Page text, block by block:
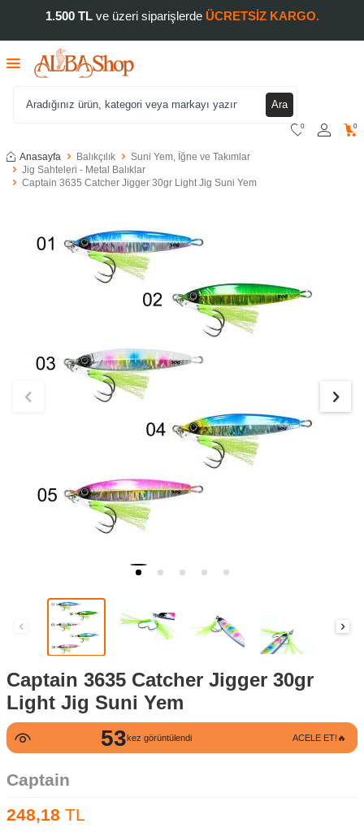
1.500 TLve üzeri siparişlerde ÜCRETSİZ KARGO.
Ara
0 0
Anasayfa Balıkçılık
Suni Yem, İğne ve Takımlar
Jig Sahteleri - Metal Balıklar
Captain 3635 Catcher Jigger 30gr Light Jig Suni Yem
Captain 3635 Catcher Jigger 30gr
Light Jig Suni Yem
53kez görüntülendi ACELE ET!🔥
Captain
248,18 TL